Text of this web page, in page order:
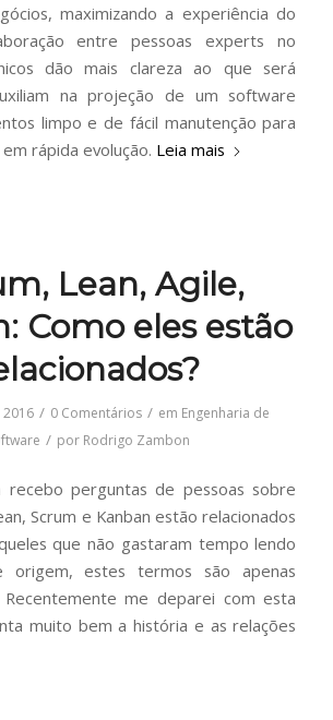
maximizando a experiência do
entre pessoas experts no
dão mais clareza ao que será
na projeção de um software
limpo e de fácil manutenção para
rápida evolução. Leia mais
Lean, Agile,
Como eles estão
/ 0 Comentários / em Engenharia de
/ por Rodrigo Zambon
recebo perguntas de pessoas sobre
Scrum e Kanban estão relacionados
que não gastaram tempo lendo
origem, estes termos são apenas
Recentemente me deparei com esta
muito bem a história e as relações